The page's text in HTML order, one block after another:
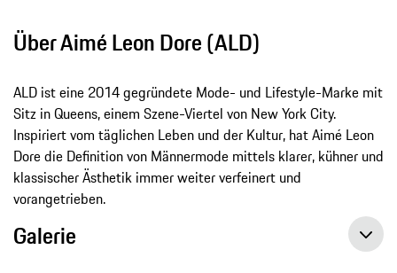
Über Aimé Leon Dore (ALD)
ALD ist eine 2014 gegründete Mode- und Lifestyle-Marke mit
Sitz in Queens, einem Szene-Viertel von New York City.
Inspiriert vom täglichen Leben und der Kultur, hat Aimé Leon
Dore die Definition von Männermode mittels klarer, kühner und
klassischer Ästhetik immer weiter verfeinert und
vorangetrieben.
Galerie